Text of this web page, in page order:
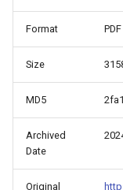
Format
Size
MD5
Archived
Date
Original